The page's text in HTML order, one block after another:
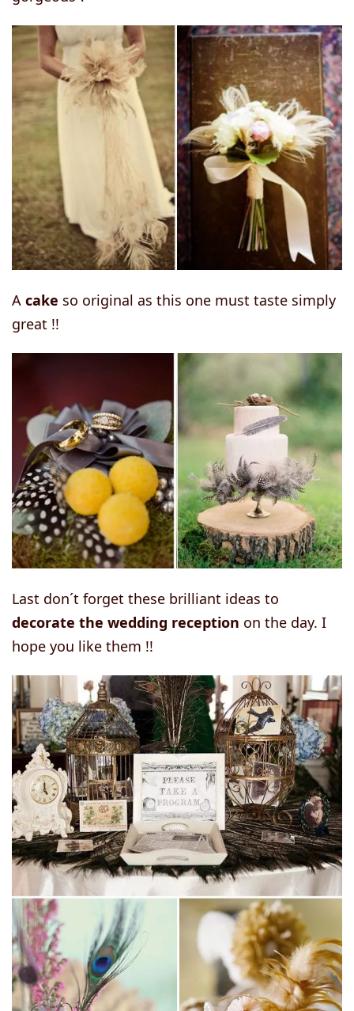
A cake so original as this one must taste simply
great !!
Last don´t forget these brilliant ideas to
decorate the wedding reception on the day. I
hope you like them !!